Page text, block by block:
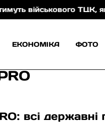
ТЦК, якого
ЕКОНОМІКА ФОТО
всі